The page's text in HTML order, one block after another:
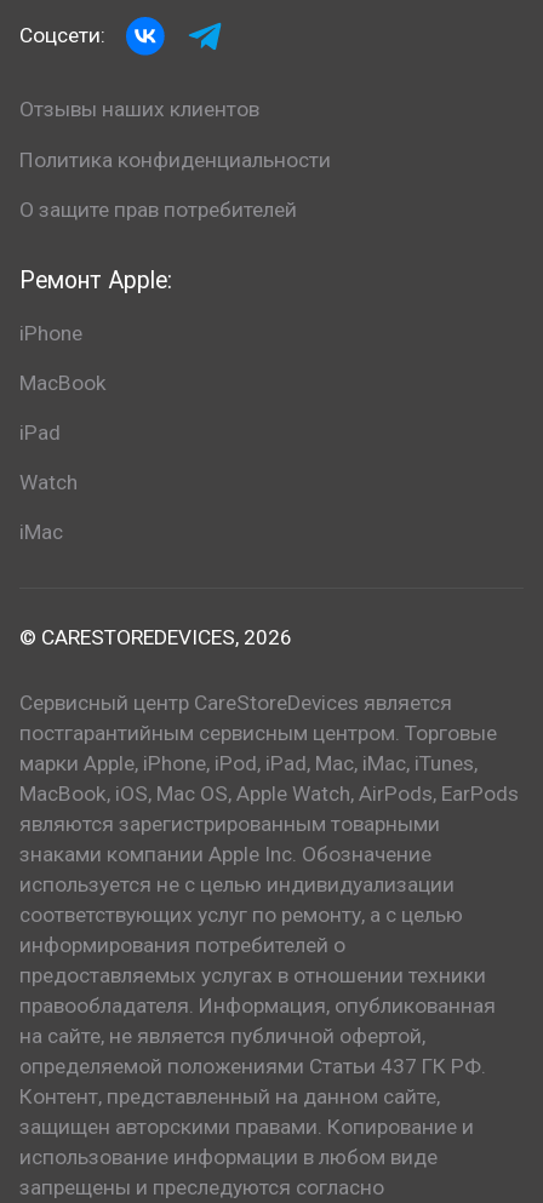
Ремонт Apple:
iPhone
MacBook
iPad
Watch
iMac
Соцсети:
Отзывы наших клиентов
Политика конфиденциальности
О защите прав потребителей
© CARESTOREDEVICES, 2026
Сервисный центр CareStoreDevices является
постгарантийным сервисным центром. Торговые
марки Apple, iPhone, iPod, iPad, Mac, iMac, iTunes,
MacBook, iOS, Mac OS, Apple Watch, AirPods, EarPods
являются зарегистрированным товарными
знаками компании Apple Inc. Обозначение
используется не с целью индивидуализации
соответствующих услуг по ремонту, а с целью
информирования потребителей о
предоставляемых услугах в отношении техники
правообладателя. Информация, опубликованная
на сайте, не является публичной офертой,
определяемой положениями Статьи 437 ГК РФ.
Контент, представленный на данном сайте,
защищен авторскими правами. Копирование и
использование информации в любом виде
запрещены и преследуются согласно